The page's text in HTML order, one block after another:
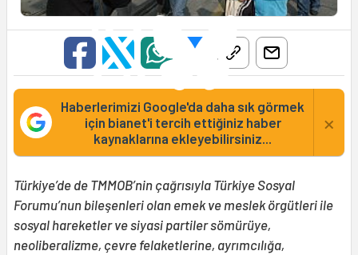
Haberlerimizi Google'da daha sık görmek
için bianet'i tercih ettiğiniz haber
kaynaklarına ekleyebilirsiniz...
×
Türkiye’de de TMMOB’nin çağrısıyla Türkiye Sosyal
Forumu’nun bileşenleri olan emek ve meslek örgütleri ile
sosyal hareketler ve siyasi partiler sömürüye,
neoliberalizme, çevre felaketlerine, ayrımcılığa,